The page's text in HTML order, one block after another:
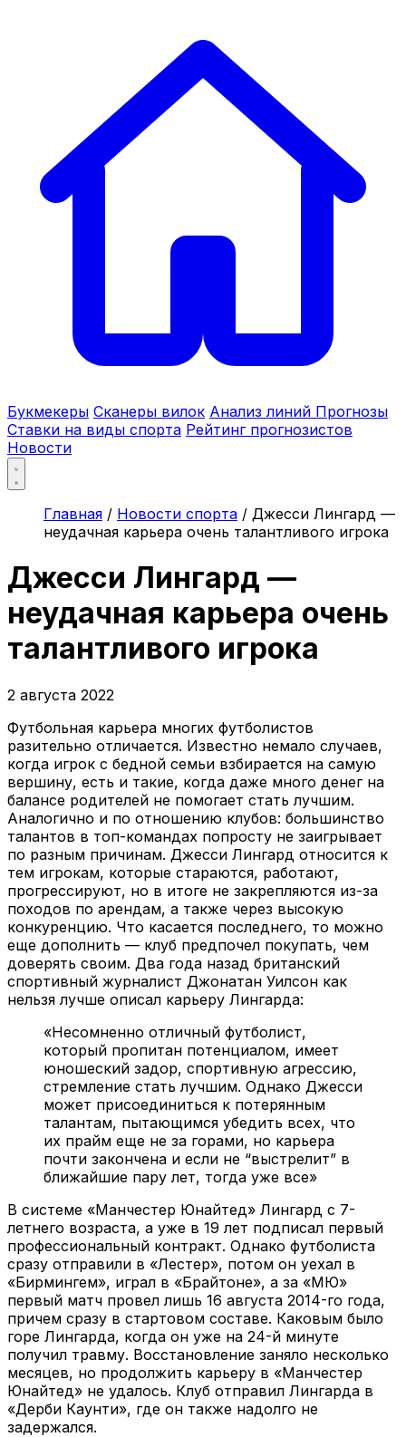
Букмекеры Сканеры вилок Анализ линий Прогнозы
Ставки на виды спорта Рейтинг прогнозистов
Новости
Главная / Новости спорта / Джесси Лингард —
неудачная карьера очень талантливого игрока
Джесси Лингард —
неудачная карьера очень
талантливого игрока
2 августа 2022
Футбольная карьера многих футболистов
разительно отличается. Известно немало случаев,
когда игрок с бедной семьи взбирается на самую
вершину, есть и такие, когда даже много денег на
балансе родителей не помогает стать лучшим.
Аналогично и по отношению клубов: большинство
талантов в топ-командах попросту не заигрывает
по разным причинам. Джесси Лингард относится к
тем игрокам, которые стараются, работают,
прогрессируют, но в итоге не закрепляются из-за
походов по арендам, а также через высокую
конкуренцию. Что касается последнего, то можно
еще дополнить — клуб предпочел покупать, чем
доверять своим. Два года назад британский
спортивный журналист Джонатан Уилсон как
нельзя лучше описал карьеру Лингарда:
«Несомненно отличный футболист,
который пропитан потенциалом, имеет
юношеский задор, спортивную агрессию,
стремление стать лучшим. Однако Джесси
может присоединиться к потерянным
талантам, пытающимся убедить всех, что
их прайм еще не за горами, но карьера
почти закончена и если не “выстрелит” в
ближайшие пару лет, тогда уже все»
В системе «Манчестер Юнайтед» Лингард с 7-
летнего возраста, а уже в 19 лет подписал первый
профессиональный контракт. Однако футболиста
сразу отправили в «Лестер», потом он уехал в
«Бирмингем», играл в «Брайтоне», а за «МЮ»
первый матч провел лишь 16 августа 2014-го года,
причем сразу в стартовом составе. Каковым было
горе Лингарда, когда он уже на 24-й минуте
получил травму. Восстановление заняло несколько
месяцев, но продолжить карьеру в «Манчестер
Юнайтед» не удалось. Клуб отправил Лингарда в
«Дерби Каунти», где он также надолго не
задержался.